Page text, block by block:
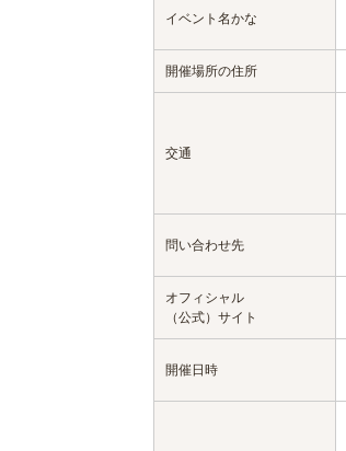
イベント名かな
開催場所の住所
交通
問い合わせ先
オフィシャル
（公式）サイト
開催日時